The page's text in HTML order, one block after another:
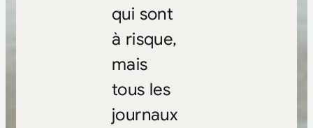
qui sont
à risque,
mais
tous les
journaux